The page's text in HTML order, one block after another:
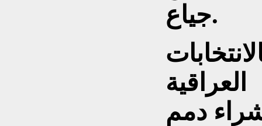
جياع.
العراقية
دمم